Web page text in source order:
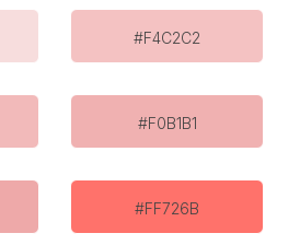
#F4C2C2
#F0B1B1
#FF726B